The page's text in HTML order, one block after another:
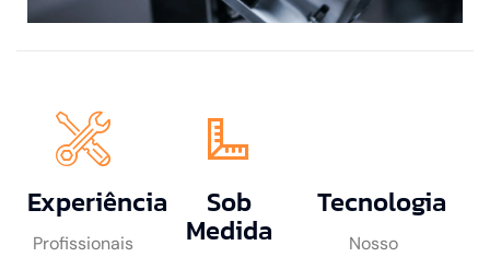
Experiência
Profissionais
Sob
Medida
Tecnologia
Nosso